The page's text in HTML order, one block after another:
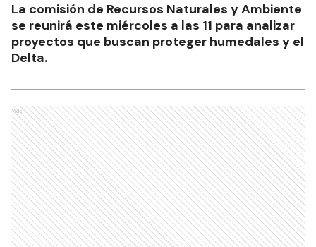
La comisión de Recursos Naturales y Ambiente
se reunirá este miércoles a las 11 para analizar
proyectos que buscan proteger humedales y el
Delta.
Ads